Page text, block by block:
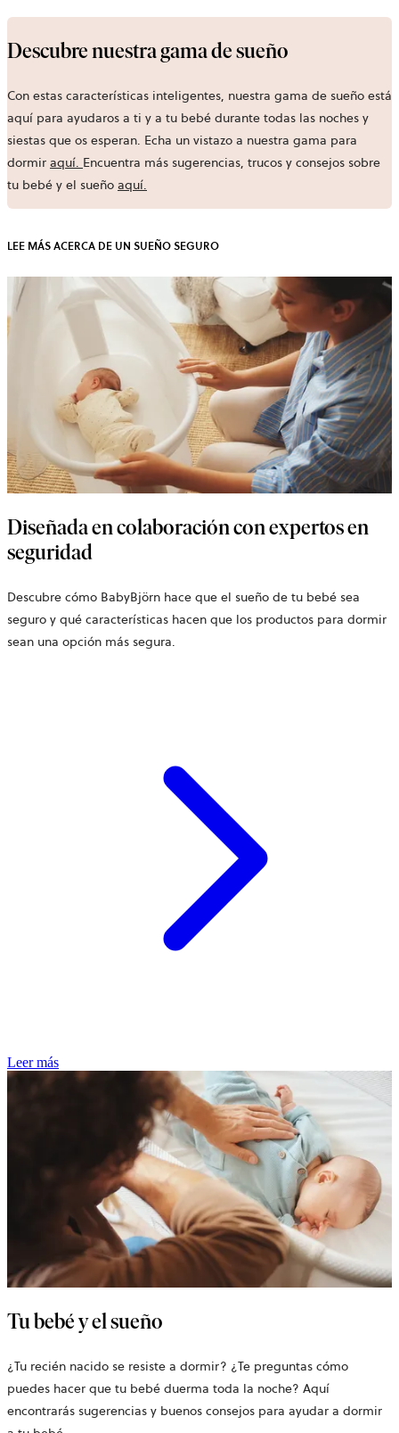
Descubre nuestra gama de sueño
Con estas características inteligentes, nuestra gama de sueño está
aquí para ayudaros a ti y a tu bebé durante todas las noches y
siestas que os esperan. Echa un vistazo a nuestra gama para
dormir aquí. Encuentra más sugerencias, trucos y consejos sobre
tu bebé y el sueño aquí.
LEE MÁS ACERCA DE UN SUEÑO SEGURO
Diseñada en colaboración con expertos en
seguridad
Descubre cómo BabyBjörn hace que el sueño de tu bebé sea
seguro y qué características hacen que los productos para dormir
sean una opción más segura.
Leer más
Tu bebé y el sueño
¿Tu recién nacido se resiste a dormir? ¿Te preguntas cómo
puedes hacer que tu bebé duerma toda la noche? Aquí
encontrarás sugerencias y buenos consejos para ayudar a dormir